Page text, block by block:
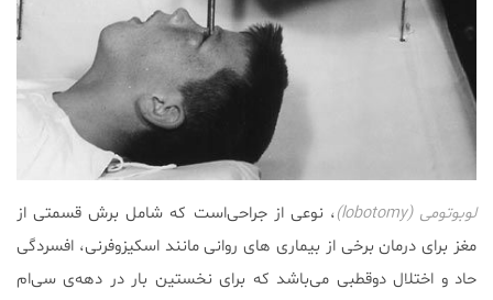
لوبوتومی (lobotomy)
، نوعی از جراحی‌است که شامل برش قسمتی از
مغز برای درمان برخی از بیماری های روانی مانند اسکیزوفرنی، افسردگی
حاد و اختلال دوقطبی می‌باشد که برای نخستین بار در دهه‌ی سی‌ام